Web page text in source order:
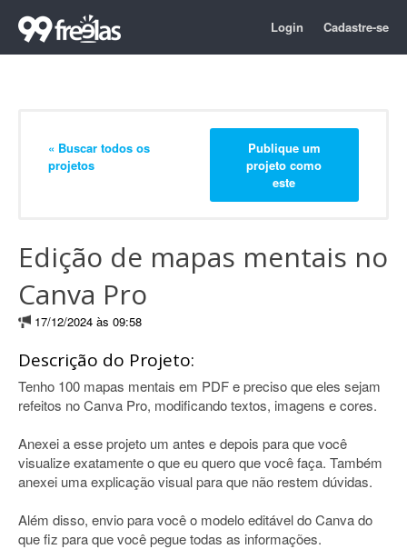
Login Cadastre-se
« Buscar todos os
projetos
Publique um
projeto como
este
Edição de mapas mentais no
Canva Pro
17/12/2024 às 09:58
Descrição do Projeto:
Tenho 100 mapas mentais em PDF e preciso que eles sejam
refeitos no Canva Pro, modificando textos, imagens e cores.
Anexei a esse projeto um antes e depois para que você
visualize exatamente o que eu quero que você faça. Também
anexei uma explicação visual para que não restem dúvidas.
Além disso, envio para você o modelo editável do Canva do
que fiz para que você pegue todas as informações.